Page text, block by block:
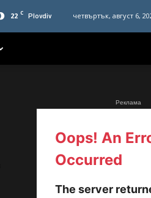
22 C Plovdiv четвъртък, август 6,
Реклама